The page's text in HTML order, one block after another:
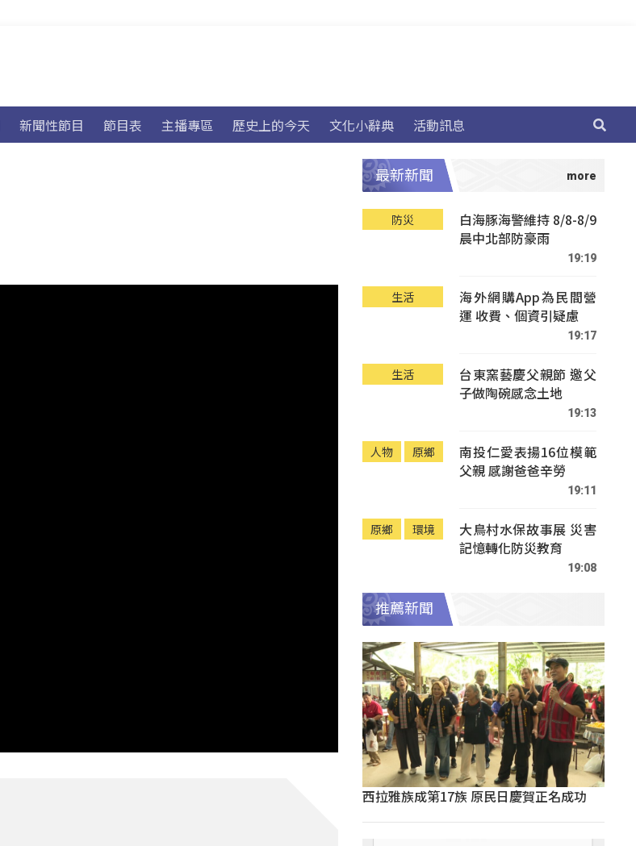
新聞性節目 節目表 主播專區 歷史上的今天 文化小辭典 活動訊息
最新新聞
防災
白海豚海警維持 8/8-8/9
晨中北部防豪雨
19:19
生活
海外網購App為民間營
運 收費、個資引疑慮
19:17
生活
台東窯藝慶父親節 邀父
子做陶碗感念土地
19:13
人物 原鄉
南投仁愛表揚16位模範
父親 感謝爸爸辛勞
19:11
原鄉 環境
大鳥村水保故事展 災害
記憶轉化防災教育
19:08
推薦新聞
西拉雅族成第17族 原民日慶賀正名成功